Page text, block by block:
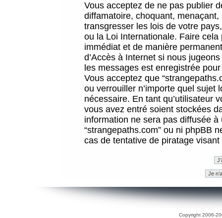
Vous acceptez de ne pas publier
diffamatoire, choquant,
transgresser les lois de votre
ou la Loi Internationale. Faire
immédiat et de manière
d’Accès à Internet si nous
les messages est enregistrée
Vous acceptez que
ou verrouiller n’importe quel sujet
nécessaire. En tant qu’utilisateur
vous avez entré soient stockées
information ne sera pas diffusée
“strangepaths.com” ou ni phpBB
cas de tentative de piratage
Copyright 2006-